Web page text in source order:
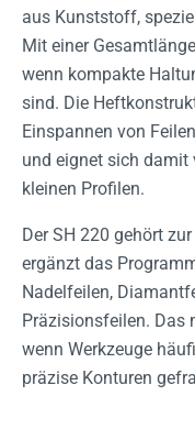
aus Kunststoff,
Mit einer
wenn kompakte
sind. Die
Einspannen von
und eignet sich damit
kleinen Profilen.
Der SH 220 gehört
ergänzt das
Nadelfeilen,
Präzisionsfeilen. Das
wenn Werkzeuge
präzise Konturen